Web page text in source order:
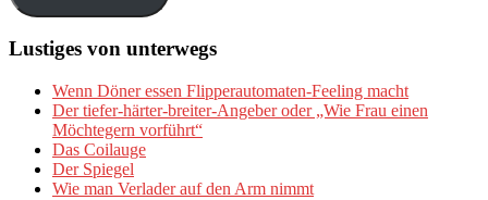
Lustiges von unterwegs
Wenn Döner essen Flipperautomaten-Feeling macht
Der tiefer-härter-breiter-Angeber oder „Wie Frau einen
Möchtegern vorführt“
Das Coilauge
Der Spiegel
Wie man Verlader auf den Arm nimmt